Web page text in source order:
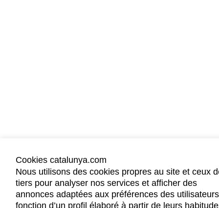
Cookies catalunya.com
Nous utilisons des cookies propres au site et ceux
tiers pour analyser nos services et afficher des
annonces adaptées aux préférences des
fonction d’un profil élaboré à partir de leurs